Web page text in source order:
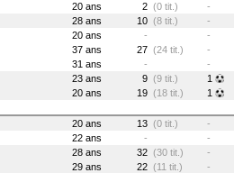
20 ans 2 (0 tit.)
-
28 ans 10 (8 tit.)
-
20 ans -
-
37 ans 27 (24 tit.)
-
31 ans -
-
23 ans 9 (9 tit.)
1
20 ans 19 (18 tit.)
1
20 ans 13 (0 tit.)
-
22 ans -
-
28 ans 32 (30 tit.)
-
29 ans 22 (11 tit.)
-